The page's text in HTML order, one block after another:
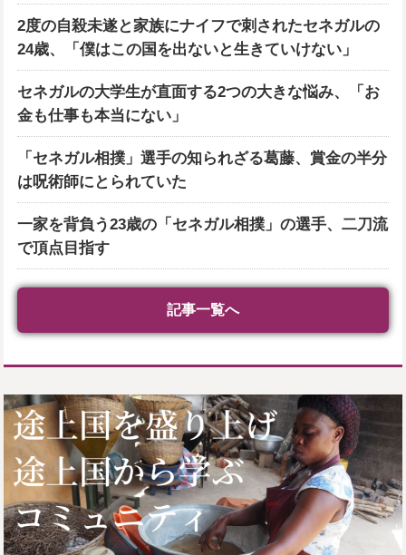
2度の自殺未遂と家族にナイフで刺されたセネガルの
24歳、「僕はこの国を出ないと生きていけない」
セネガルの大学生が直面する2つの大きな悩み、「お
金も仕事も本当にない」
「セネガル相撲」選手の知られざる葛藤、賞金の半分
は呪術師にとられていた
一家を背負う23歳の「セネガル相撲」の選手、二刀流
で頂点目指す
記事一覧へ